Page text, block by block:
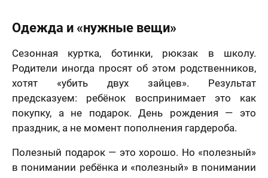
Одежда и «нужные вещи»
Сезонная куртка, ботинки, рюкзак в школу.
Родители иногда просят об этом родственников,
хотят «убить двух зайцев». Результат
предсказуем: ребёнок воспринимает это как
покупку, а не подарок. День рождения — это
праздник, а не момент пополнения гардероба.
Полезный подарок — это хорошо. Но «полезный»
в понимании ребёнка и «полезный» в понимании